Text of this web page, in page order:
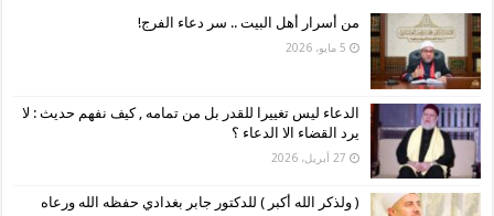
من أسرار أهل البيت .. سر دعاء الفرج!
5 مايو، 2026
الدعاء ليس تغييرا للقدر بل من تمامه , كيف نفهم حديث : لا
يرد القضاء الا الدعاء ؟
27 أبريل، 2026
( ولذكر الله أكبر ) للدكتور جابر بغدادي حفظه الله ورعاه